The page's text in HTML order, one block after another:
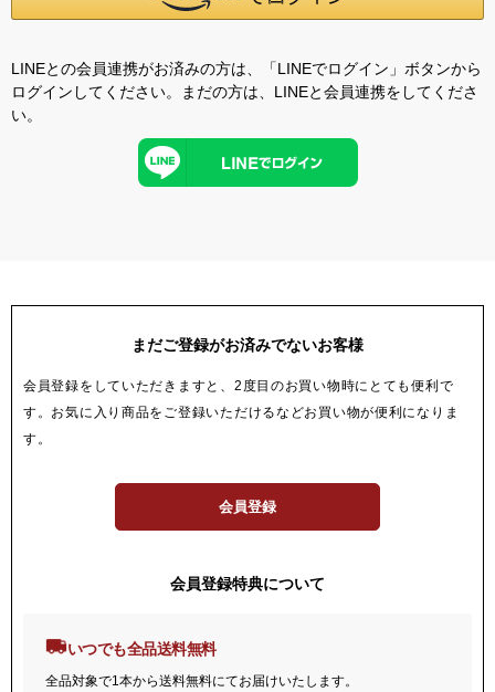
LINEとの会員連携がお済みの方は、「LINEでログイン」ボタンから
ログインしてください。まだの方は、 LINEと会員連携をしてくださ
い。
まだご登録がお済みでないお客様
会員登録をしていただきますと、2度目のお買い物時にとても便利で
す。お気に入り商品をご登録いただけるなどお買い物が便利になりま
す。
会員登録
会員登録特典について
いつでも全品送料無料
全品対象で1本から送料無料にてお届けいたします。